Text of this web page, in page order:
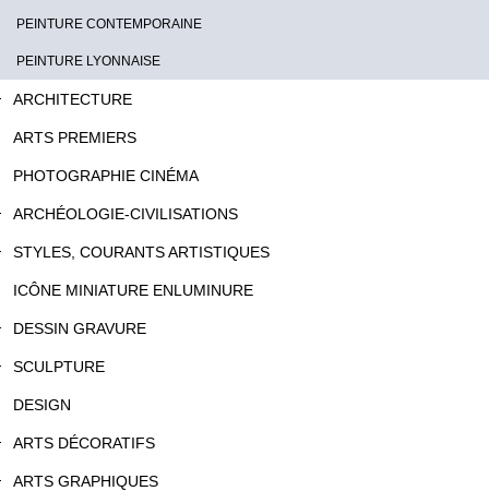
PEINTURE CONTEMPORAINE
PEINTURE LYONNAISE
ARCHITECTURE
ARTS PREMIERS
PHOTOGRAPHIE CINÉMA
ARCHÉOLOGIE-CIVILISATIONS
STYLES, COURANTS ARTISTIQUES
ICÔNE MINIATURE ENLUMINURE
DESSIN GRAVURE
SCULPTURE
DESIGN
ARTS DÉCORATIFS
ARTS GRAPHIQUES